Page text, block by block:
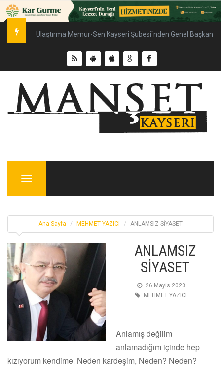
Ulaştırma Memur-Sen Kayseri Şubesi`nden Genel Başkan
Menu
Ana Sayfa MEHMET YAZICI ANLAMSIZ SİYASET
ANLAMSIZ
SİYASET
26 Mayis 2023
MEHMET YAZICI
Anlamış değilim
anlamadığım içinde hep
kızıyorum kendime. Neden kardeşim, Neden? Neden?